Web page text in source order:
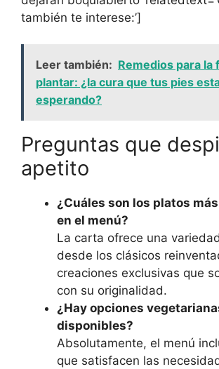
también te interese:’]
Leer también: Remedios para la
plantar: ¿la cura que tus pies
esperando?
Preguntas que
apetito
¿Cuáles son los platos
en el menú?
La carta ofrece una
desde los clásicos
creaciones exclusivas que
con su originalidad.
¿Hay opciones
disponibles?
Absolutamente, el menú
que satisfacen las